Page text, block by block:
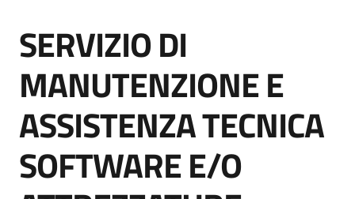
Bandi
e
di
Supporto
Salta al contenuto
SERVIZIO DI
MANUTENZIONE E
ASSISTENZA TECNICA
SOFTWARE E/O